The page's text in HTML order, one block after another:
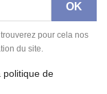
pour cela nos
du site.
politique de